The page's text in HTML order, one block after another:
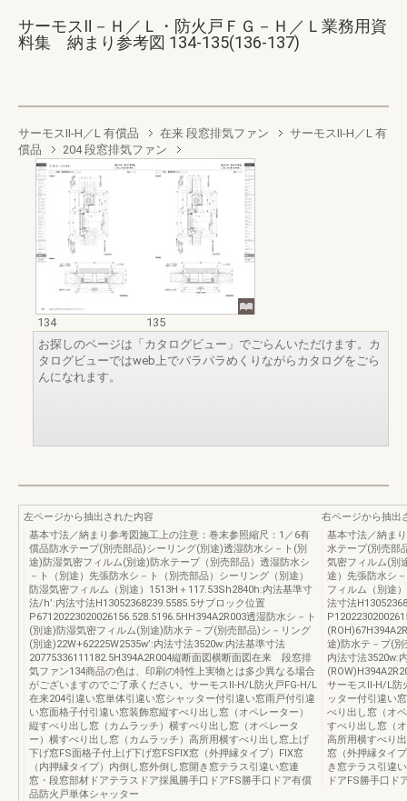
サーモスⅡ－Ｈ／Ｌ・防火戸ＦＧ－Ｈ／Ｌ業務用資
料集 納まり参考図 134-135(136-137)
サーモスII-H／L 有償品 在来 段窓排気ファン
サーモスII-H／L 有
償品
204 段窓排気ファン
134
135
お探しのページは「カタログビュー」でごらんいただけます。カ
タログビューではweb上でパラパラめくりながらカタログをごら
んになれます。
左ページから抽出された内容
基本寸法／納まり参考図施工上の注意：巻末参照縮尺：1／6有
償品防水テープ(別売部品)シーリング(別途)透湿防水シ－ト(別
途)防湿気密フィルム(別途)防水テープ（別売部品）透湿防水シ
－ト（別途）先張防水シ－ト（別売部品）シーリング（別途）
防湿気密フィルム（別途）1513H＋117.53Sh2840h:内法基準寸
法/h’:内法寸法H13052368239.5585.5サブロック位置
P67120223020026156.528.5196.5HH394A2R003透湿防水シ－ト
(別途)防湿気密フィルム(別途)防水テ－プ(別売部品)シ－リング
(別途)22W+62225W2535w’:内法寸法3520w:内法基準寸法
20775336111182.5H394A2R004縦断面図横断面図在来 段窓排
気ファン134商品の色は、印刷の特性上実物とは多少異なる場合
がございますのでご了承ください。サーモスⅡ-H/L防火戸FG-H/L
在来204引違い窓単体引違い窓シャッター付引違い窓雨戸付引違
い窓面格子付引違い窓装飾窓縦すべり出し窓（オペレーター）
縦すべり出し窓（カムラッチ）横すべり出し窓（オペレータ
ー）横すべり出し窓（カムラッチ）高所用横すべり出し窓上げ
下げ窓FS面格子付上げ下げ窓FSFIX窓（外押縁タイプ）FIX窓
（内押縁タイプ）内倒し窓外倒し窓開き窓テラス引違い窓連
窓・段窓部材ドアテラスドア採風勝手口ドアFS勝手口ドア有償
品防火戸単体シャッター
右ページから抽出
基本寸法／納ま
水テープ(別売部
気密フィルム(別
途）先張防水シ
フィルム（別途
法寸法
途)防水テ－プ(別
内法寸法3520w:
サーモスⅡ-H/L防
ッター付引違い
べり出し窓（オ
すべり出し窓（
高所用横すべり
窓（外押縁タイ
き窓テラス引違
ドアFS勝手口ド